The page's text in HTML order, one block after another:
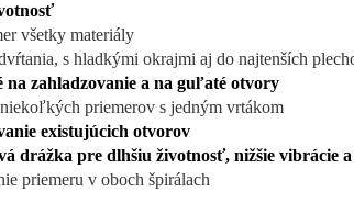
všetky materiály
s hladkými okrajmi aj do najtenších
na zahladzovanie a na guľaté otvory
priemerov s jedným vrtákom
existujúcich otvorov
drážka pre dlhšiu životnosť, nižšie vibrácie
priemeru v oboch špirálach